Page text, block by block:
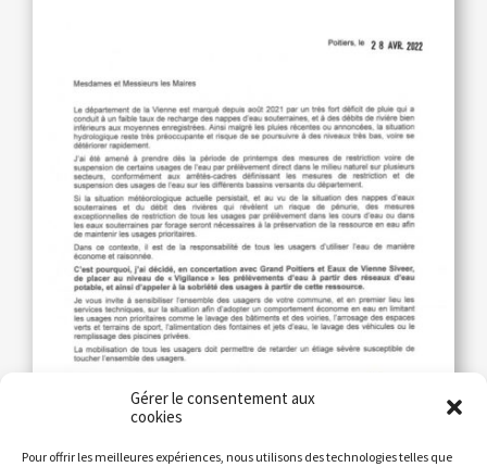
Gérer le consentement aux
cookies
Pour offrir les meilleures expériences, nous utilisons des technologies telles que